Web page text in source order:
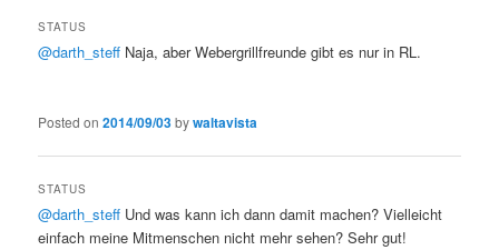
STATUS
@darth_steff Naja, aber Webergrillfreunde gibt es nur in RL.
Posted on2014/09/03bywaltavista
STATUS
@darth_steff Und was kann ich dann damit machen? Vielleicht
einfach meine Mitmenschen nicht mehr sehen? Sehr gut!